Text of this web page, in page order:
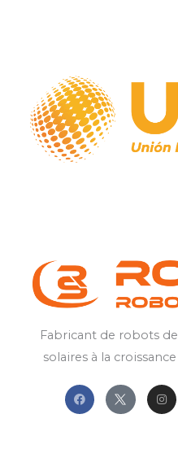
Fabricant de robots de
solaires à la croissance
F
a
c
I
n
s